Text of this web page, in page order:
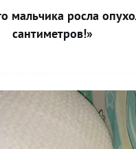
мальчика росла
сантиметров!»